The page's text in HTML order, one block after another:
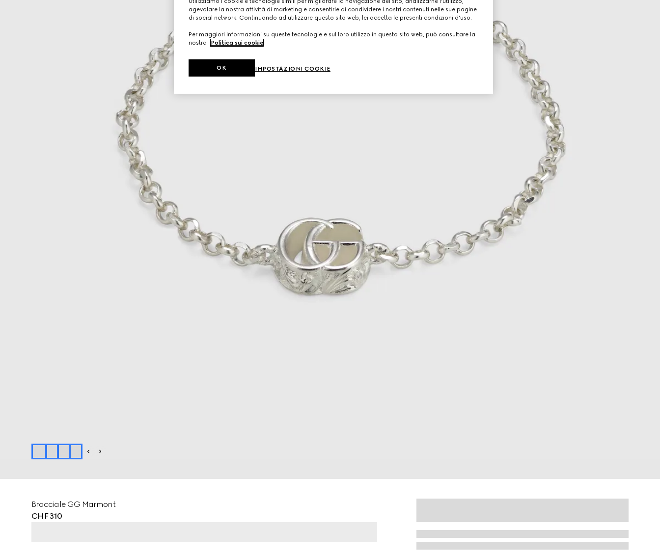
Bracciale GG Marmont
CHF 310
agevolare la nostra attività di marketing e consentirle di condividere i nostri contenuti nelle sue pagine
di social network. Continuando ad utilizzare questo sito web, lei accetta le presenti condizioni d'uso.
Per maggiori informazioni su queste tecnologie e sul loro utilizzo in questo sito web, può consultare la
nostra
Politica sui cookie.
IMPOSTAZIONI COOKIE
OK